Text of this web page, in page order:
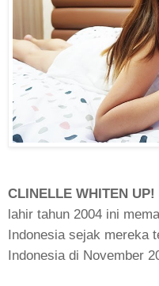
CLINELLE WHITEN UP!
lahir tahun 2004 ini
Indonesia sejak mereka
Indonesia di November